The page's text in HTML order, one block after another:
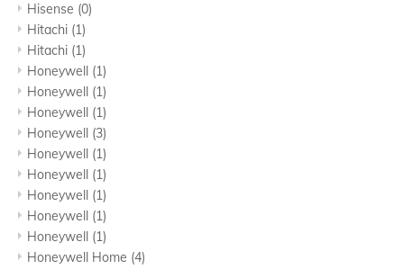
Hisense (0)
Hitachi (1)
Hitachi (1)
Honeywell (1)
Honeywell (1)
Honeywell (1)
Honeywell (3)
Honeywell (1)
Honeywell (1)
Honeywell (1)
Honeywell (1)
Honeywell (1)
Honeywell Home (4)